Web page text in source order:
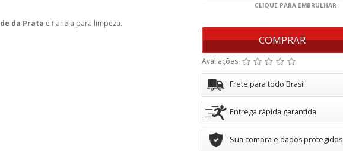
da Prata e flanela para limpeza.
COMPRAR
Avaliações:
Frete para todo Brasil
Entrega rápida garantida
Sua compra e dados protegidos